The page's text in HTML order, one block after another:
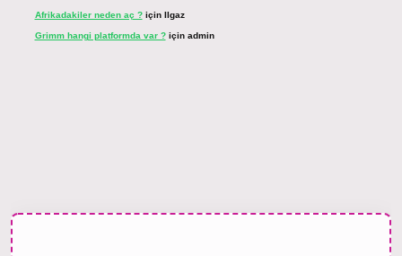
Afrikadakiler neden aç ?için Ilgaz
Grimm hangi platformda var ?için admin